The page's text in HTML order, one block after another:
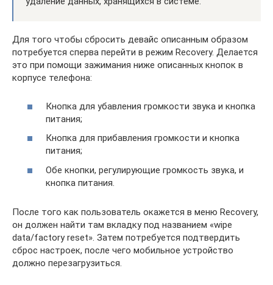
Для того чтобы сбросить девайс описанным образом
потребуется сперва перейти в режим Recovery. Делается
это при помощи зажимания ниже описанных кнопок в
корпусе телефона:
Кнопка для убавления громкости звука и кнопка
питания;
Кнопка для прибавления громкости и кнопка
питания;
Обе кнопки, регулирующие громкость звука, и
кнопка питания.
После того как пользователь окажется в меню Recovery,
он должен найти там вкладку под названием «wipe
data/factory reset». Затем потребуется подтвердить
сброс настроек, после чего мобильное устройство
должно перезагрузиться.